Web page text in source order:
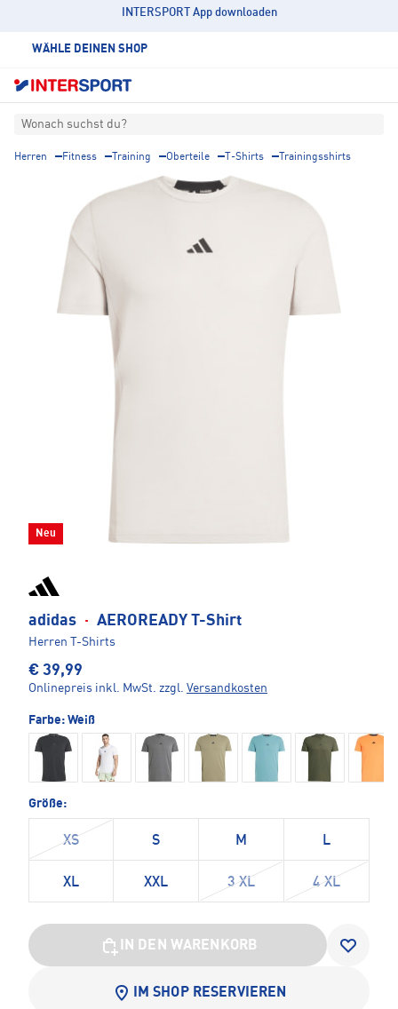
INTERSPORT App downloaden
WÄHLE DEINEN SHOP
Wonach suchst du?
Herren Fitness Training Oberteile T-Shirts Trainingsshirts
Neu
adidas · AEROREADY T-Shirt
Herren T-Shirts
€ 39,99
Onlinepreis inkl. MwSt. zzgl. Versandkosten
Farbe: Weiß
Größe:
XS S M L
XL XXL 3 XL 4 XL
IN DEN WARENKORB
IM SHOP RESERVIEREN